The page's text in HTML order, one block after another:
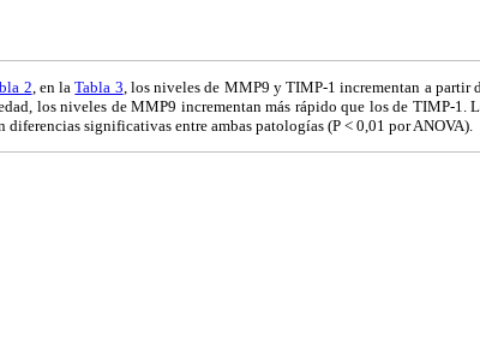
2 , en laTabla 3 , los niveles de MMP9 y TIMP-1 incrementan a partir
los niveles de MMP9 incrementan más rápido que los de TIMP-1.
diferencias significativas entre ambas patologías (P < 0,01 por ANOVA).